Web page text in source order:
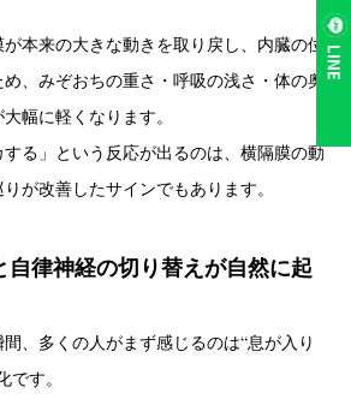
LINE
本来の大きな動きを取り戻し、内臓の位
、みぞおちの重さ・呼吸の浅さ・体の奥
幅に軽くなります。
する」という反応が出るのは、横隔膜の動
が改善したサインでもあります。
律神経の切り替えが自然に起
、多くの人がまず感じるのは“息が入り
す。